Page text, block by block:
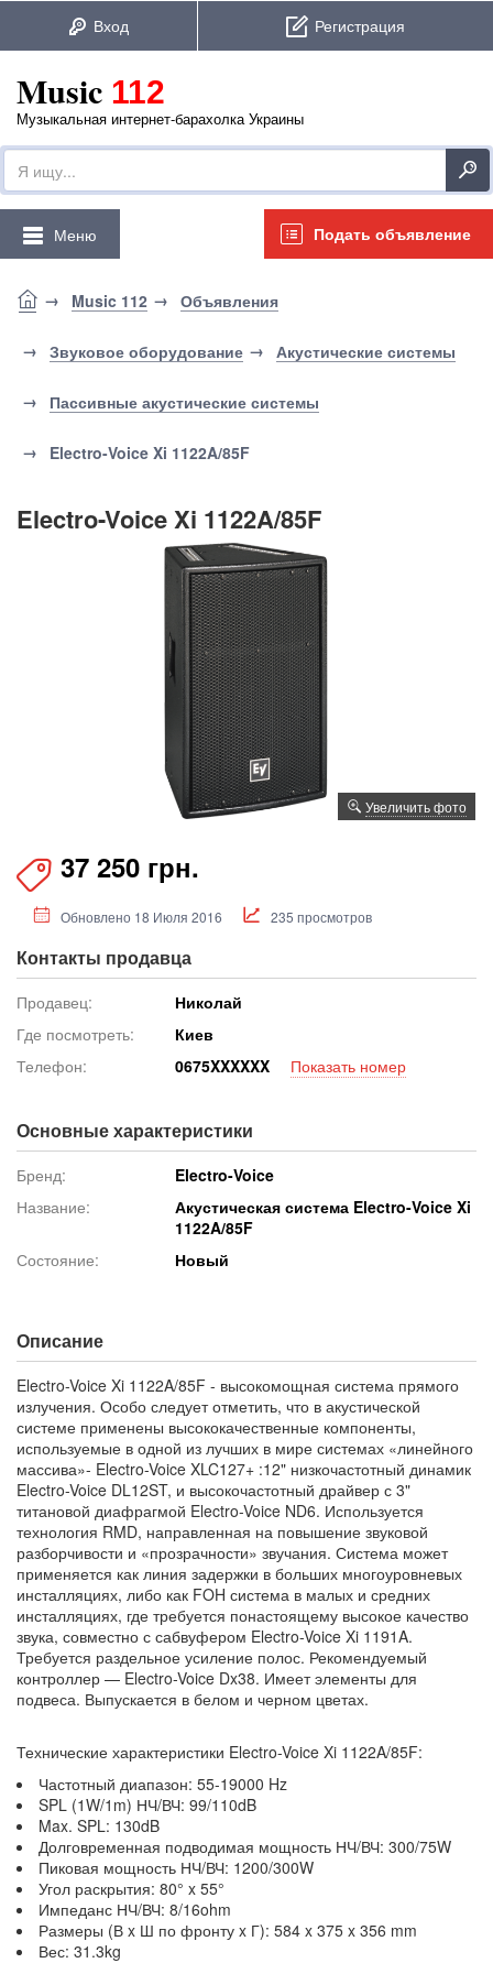
Music 112
Музыкальная интернет-барахолка Украины
Подать объявление
Меню
Music 112 Объявления
Звуковое оборудование Акустические системы
Пассивные акустические системы
Electro-Voice Xi 1122A/85F
Electro-Voice Xi 1122A/85F
Увеличить фото
37 250 грн.
Обновлено 18 Июля 2016 235 просмотров
Контакты продавца
Продавец:
Николай
Где посмотреть:
Киев
Телефон:
0675XXXXXX Показать номер
Основные характеристики
Бренд:
Electro-Voice
Название:
Акустическая система Electro-Voice Xi
1122A/85F
Состояние:
Новый
Описание
Electro-Voice Xi 1122A/85F - высокомощная система прямого
излучения. Особо следует отметить, что в акустической
системе применены высококачественные компоненты,
используемые в одной из лучших в мире системах «линейного
массива»- Electro-Voice XLC127+ :12" низкочастотный динамик
Electro-Voice DL12ST, и высокочастотный драйвер с 3"
титановой диафрагмой Electro-Voice ND6. Используется
технология RMD, направленная на повышение звуковой
разборчивости и «прозрачности» звучания. Система может
применяется как линия задержки в больших многоуровневых
инсталляциях, либо как FOH система в малых и средних
инсталляциях, где требуется понастоящему высокое качество
звука, совместно с сабвуфером Electro-Voice Xi 1191A.
Требуется раздельное усиление полос. Рекомендуемый
контроллер — Electro-Voice Dx38. Имеет элементы для
подвеса. Выпускается в белом и черном цветах.
Технические характеристики Electro-Voice Xi 1122A/85F:
Частотный диапазон: 55-19000 Hz
SPL (1W/1m) НЧ/ВЧ: 99/110dB
Max. SPL: 130dB
Долговременная подводимая мощность НЧ/ВЧ: 300/75W
Пиковая мощность НЧ/ВЧ: 1200/300W
Угол раскрытия: 80° x 55°
Импеданс НЧ/ВЧ: 8/16ohm
Размеры (В x Ш по фронту x Г): 584 x 375 x 356 mm
Вес: 31.3kg